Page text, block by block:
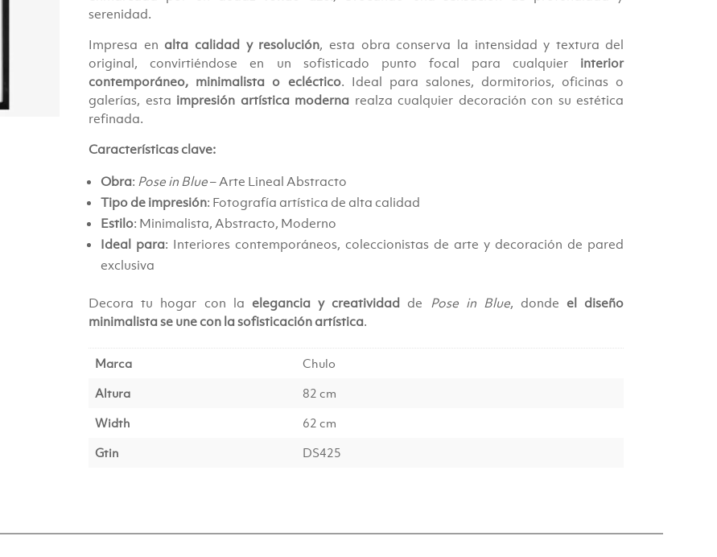
serenidad.
Impresa en alta calidad y resolución, esta obra conserva la intensidad y textura del
original, convirtiéndose en un sofisticado punto focal para cualquier interior
contemporáneo, minimalista o ecléctico. Ideal para salones, dormitorios, oficinas o
galerías, esta impresión artística moderna realza cualquier decoración con su estética
refinada.
Características clave:
Obra: Pose in Blue– Arte Lineal Abstracto
Tipo de impresión: Fotografía artística de alta calidad
Estilo: Minimalista, Abstracto, Moderno
Ideal para: Interiores contemporáneos, coleccionistas de arte y decoración de pared
exclusiva
Decora tu hogar con la elegancia y creatividad de Pose in Blue, donde el diseño
minimalista se une con la sofisticación artística.
Marca
Chulo
Altura
82 cm
Width
62 cm
Gtin
DS425